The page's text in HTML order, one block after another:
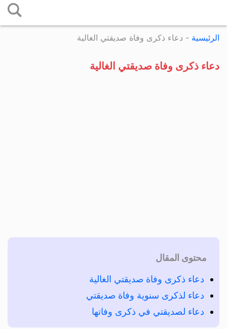
إلى
المحتوى
الرئيسية - دعاء ذكرى وفاة صديقتي الغالية
دعاء ذكرى وفاة صديقتي الغالية
محتوى المقال
دعاء ذكرى وفاة صديقتي الغالية
دعاء لذكرى سنوية وفاة صديقتي
دعاء لصديقتي في ذكرى وفاتها